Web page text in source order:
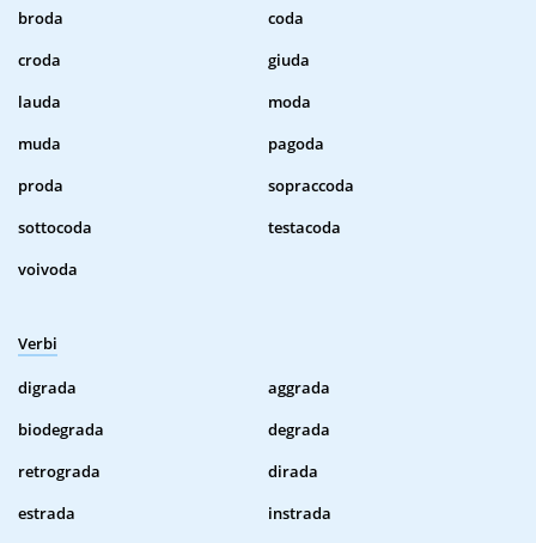
broda
coda
croda
giuda
lauda
moda
muda
pagoda
proda
sopraccoda
sottocoda
testacoda
voivoda
Verbi
digrada
aggrada
biodegrada
degrada
retrograda
dirada
estrada
instrada